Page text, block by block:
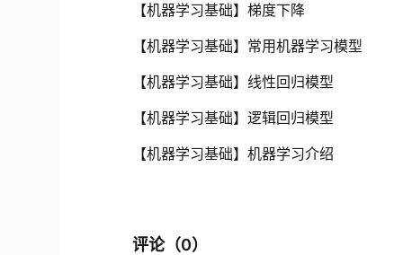
【机器学习基础】梯度下降
【机器学习基础】常用机器学习模型
【机器学习基础】线性回归模型
【机器学习基础】逻辑回归模型
【机器学习基础】机器学习介绍
评论（0）